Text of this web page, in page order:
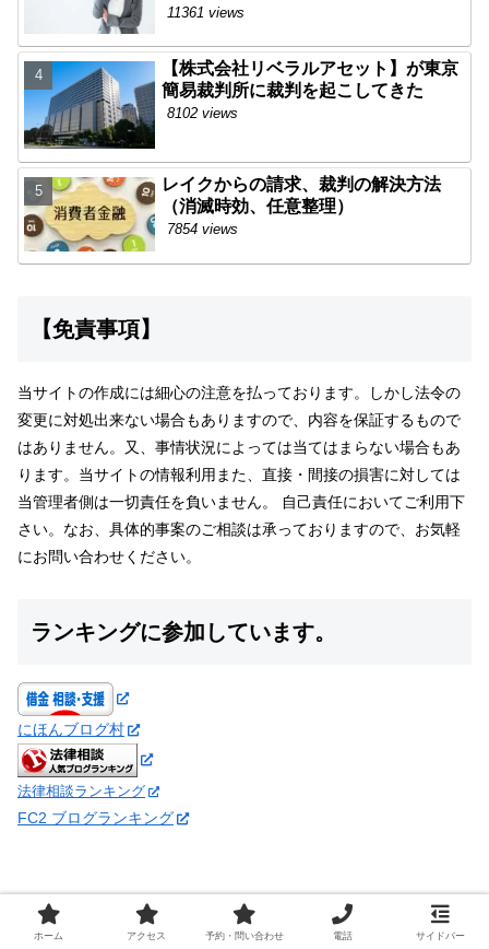
11361 views
【株式会社リベラルアセット】が東京
簡易裁判所に裁判を起こしてきた
8102 views
レイクからの請求、裁判の解決方法
（消滅時効、任意整理）
7854 views
【免責事項】
当サイトの作成には細心の注意を払っております。しかし法令の
変更に対処出来ない場合もありますので、内容を保証するもので
はありません。又、事情状況によっては当てはまらない場合もあ
ります。当サイトの情報利用また、直接・間接の損害に対しては
当管理者側は一切責任を負いません。 自己責任においてご利用下
さい。なお、具体的事案のご相談は承っておりますので、お気軽
にお問い合わせください。
ランキングに参加しています。
にほんブログ村
法律相談ランキング
FC2 ブログランキング
ホーム アクセス 予約・問い合わせ 電話 サイドバー